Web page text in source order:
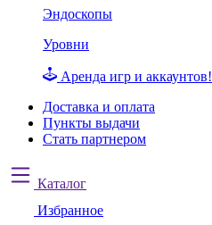
Эндоскопы
Уровни
Аренда игр и аккаунтов!
Доставка и оплата
Пункты выдачи
Стать партнером
Каталог
Избранное